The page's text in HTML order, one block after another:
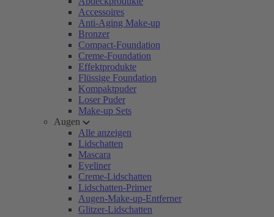
Accessoires
Anti-Aging Make-up
Bronzer
Compact-Foundation
Creme-Foundation
Effektprodukte
Flüssige Foundation
Kompaktpuder
Loser Puder
Make-up Sets
Augen
Alle anzeigen
Lidschatten
Mascara
Eyeliner
Creme-Lidschatten
Lidschatten-Primer
Augen-Make-up-Entferner
Glitzer-Lidschatten